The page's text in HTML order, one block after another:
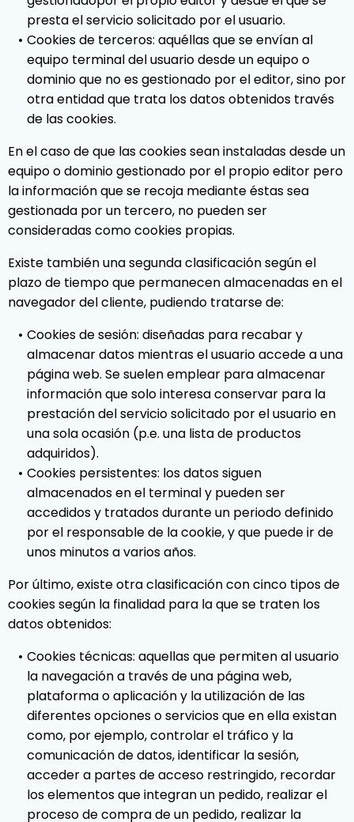
presta el servicio solicitado por el usuario.
Cookies de terceros: aquéllas que se envían al
equipo terminal del usuario desde un equipo o
dominio que no es gestionado por el editor, sino por
otra entidad que trata los datos obtenidos través
de las cookies.
En el caso de que las cookies sean instaladas desde un
equipo o dominio gestionado por el propio editor pero
la información que se recoja mediante éstas sea
gestionada por un tercero, no pueden ser
consideradas como cookies propias.
Existe también una segunda clasificación según el
plazo de tiempo que permanecen almacenadas en el
navegador del cliente, pudiendo tratarse de:
Cookies de sesión: diseñadas para recabar y
almacenar datos mientras el usuario accede a una
página web. Se suelen emplear para almacenar
información que solo interesa conservar para la
prestación del servicio solicitado por el usuario en
una sola ocasión (p.e. una lista de productos
adquiridos).
Cookies persistentes: los datos siguen
almacenados en el terminal y pueden ser
accedidos y tratados durante un periodo definido
por el responsable de la cookie, y que puede ir de
unos minutos a varios años.
Por último, existe otra clasificación con cinco tipos de
cookies según la finalidad para la que se traten los
datos obtenidos:
Cookies técnicas: aquellas que permiten al usuario
la navegación a través de una página web,
plataforma o aplicación y la utilización de las
diferentes opciones o servicios que en ella existan
como, por ejemplo, controlar el tráfico y la
comunicación de datos, identificar la sesión,
acceder a partes de acceso restringido, recordar
los elementos que integran un pedido, realizar el
proceso de compra de un pedido, realizar la